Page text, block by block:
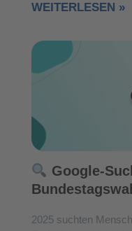
WEITERLESEN »
Google-
2025 suchten